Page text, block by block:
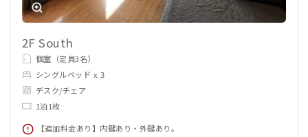
2F South
個室（定員3名）
シングルベッド x 3
デスク/チェア
1泊1枚
【追加料金あり】内鍵あり・外鍵あり。